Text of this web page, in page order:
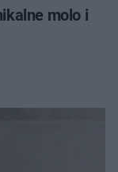
molo i